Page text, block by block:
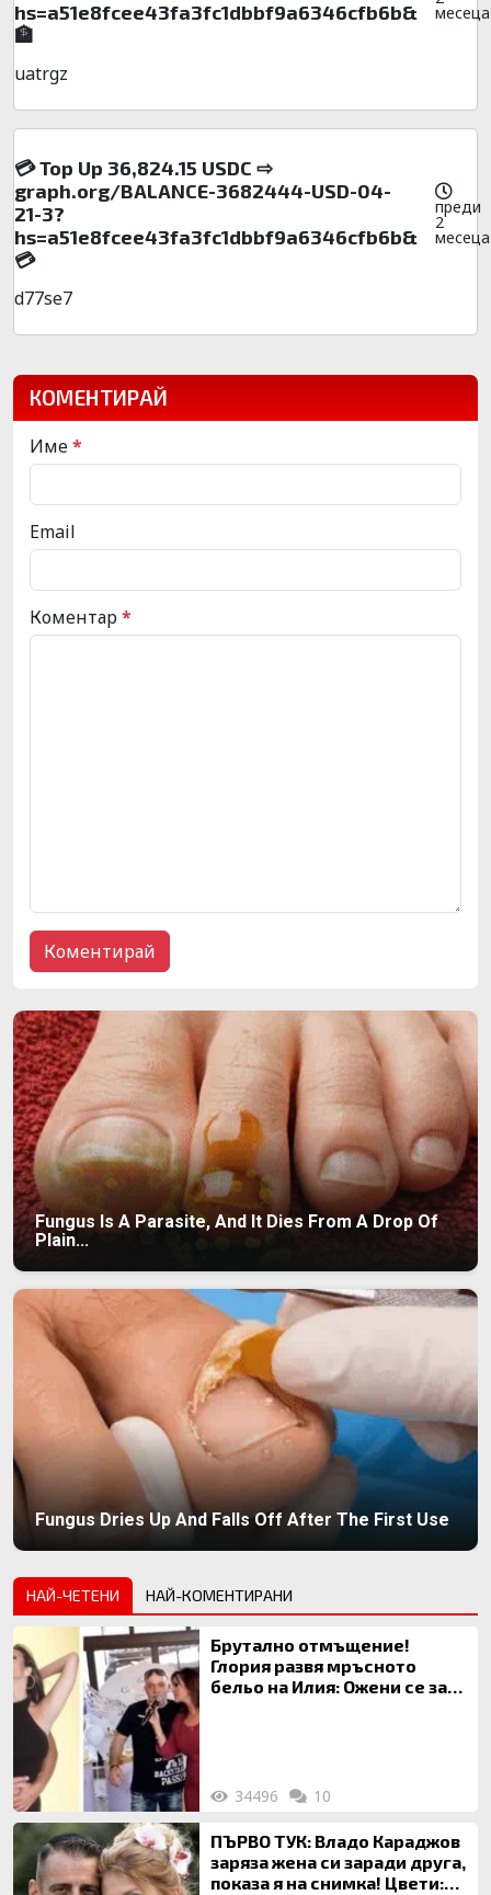
hs=a51e8fcee43fa3fc1dbbf9a6346cfb6b&
🏦
месеца
uatrgz
💳 Top Up 36,824.15 USDC ⇨
graph.org/BALANCE-3682444-USD-04-
21-3?
hs=a51e8fcee43fa3fc1dbbf9a6346cfb6b&
💳
преди
2
месеца
d77se7
КОМЕНТИРАЙ
Име*
Email
Коментар*
Fungus Is A Parasite, And It Dies From A Drop Of
Plain...
Fungus Dries Up And Falls Off After The First Use
НАЙ-ЧЕТЕНИ НАЙ-КОМЕНТИРАНИ
Брутално отмъщение!
Глория развя мръсното
бельо на Илия: Ожени се за
34496 10
ПЪРВО ТУК: Владо Караджов
заряза жена си заради друга,
показа я на снимка! Цвети: